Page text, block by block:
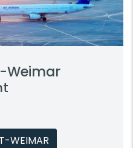
Weimar
WEIMAR